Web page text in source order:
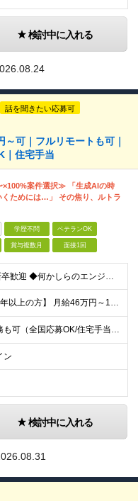
検討中に入れる
話を聞きたい応募可
可｜フルリモートも可｜
｜住宅手当
案件選択≫ 「生成AIの時
くためには…」 その焦り、ルトラ
学歴不問 ベテランOK
賞与複数月 面接1回
◆学歴不問 / 第二新卒歓迎 ◆何かしらのエンジニア経験をお持ちの方 （言語・期間・フェーズ不問） 経験浅めの方も遠慮なくご応募ください！ ■入社前Q＆A ────── ◎実力に見合った報酬が手に
【エンジニア経験6年以上の方】 月給46万円～100万円（固定残業代含む） ※上記月給には月30時間分の固定残業代（月8万7,400円～月19万円）を含む。超過分は全額支給。 【エンジニア経験4年以
★フルリモート勤務も可（全国応募OK/住宅手当を支給します） ※案件によって常駐が必要になる場合があります。 ※希望がない限り、転勤はありません ※U・Iターン歓迎 ★ルトラの社員は全国各地で活躍中
ン
検討中に入れる